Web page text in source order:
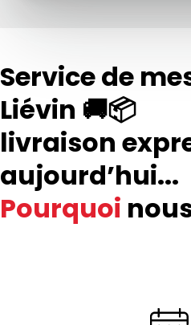
Service de
Liévin 🚚📦
livraison
aujourd’hui...
Pourquoi